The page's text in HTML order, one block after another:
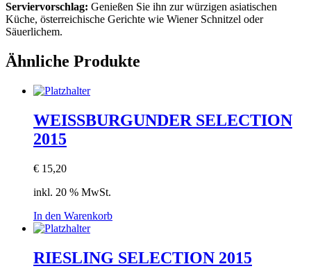
Serviervorschlag: Genießen Sie ihn zur würzigen asiatischen
Küche, österreichische Gerichte wie Wiener Schnitzel oder
Säuerlichem.
Ähnliche Produkte
WEISSBURGUNDER SELECTION
2015
€ 15,20
inkl. 20 % MwSt.
In den Warenkorb
RIESLING SELECTION 2015